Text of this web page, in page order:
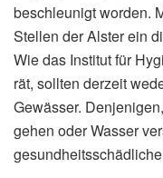
beschleunigt worden.
Stellen der Alster ein
Wie das Institut für
rät, sollten derzeit
Gewässer.
gehen oder Wasser